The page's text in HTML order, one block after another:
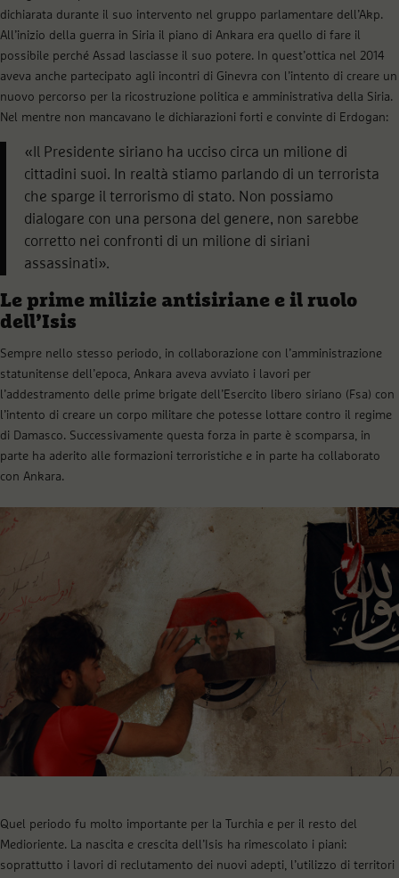
dichiarata durante il suo intervento nel gruppo parlamentare dell’Akp.
All’inizio della guerra in Siria il piano di Ankara era quello di fare il
possibile perché Assad lasciasse il suo potere. In quest’ottica nel 2014
aveva anche partecipato agli incontri di Ginevra con l’intento di creare un
nuovo percorso per la ricostruzione politica e amministrativa della Siria.
Nel mentre non mancavano le dichiarazioni forti e convinte di Erdogan:
«Il Presidente siriano ha ucciso circa un milione di
cittadini suoi. In realtà stiamo parlando di un terrorista
che sparge il terrorismo di stato. Non possiamo
dialogare con una persona del genere, non sarebbe
corretto nei confronti di un milione di siriani
assassinati».
Le prime milizie antisiriane e il ruolo
dell’Isis
Sempre nello stesso periodo, in collaborazione con l’amministrazione
statunitense dell’epoca, Ankara aveva avviato i lavori per
l’addestramento delle prime brigate dell’Esercito libero siriano (Fsa) con
l’intento di creare un corpo militare che potesse lottare contro il regime
di Damasco. Successivamente questa forza in parte è scomparsa, in
parte ha aderito alle formazioni terroristiche e in parte ha collaborato
con Ankara.
Quel periodo fu molto importante per la Turchia e per il resto del
Medioriente. La nascita e crescita dell’Isis ha rimescolato i piani:
soprattutto i lavori di reclutamento dei nuovi adepti, l’utilizzo di territori